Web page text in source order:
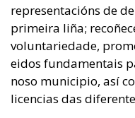
representacións de
primeira liña;
voluntariedade,
eidos fundamentais
noso municipio, así
licencias das